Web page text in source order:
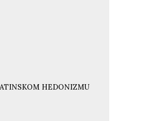
HEDONIZMU